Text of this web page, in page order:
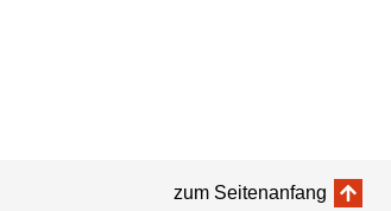
zum Seitenanfang